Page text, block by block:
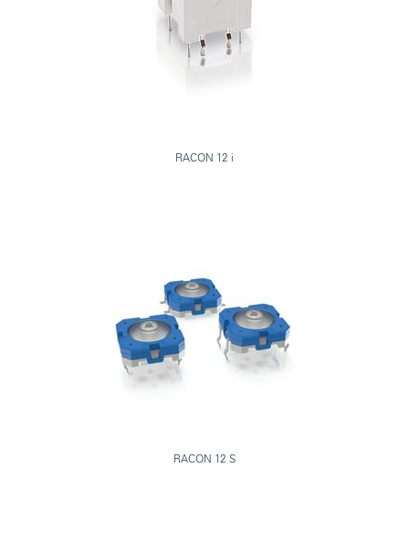
RACON 12 i
RACON 12 S